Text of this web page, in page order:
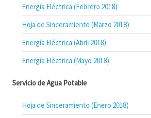
Energía Eléctrica (Febrero 2018)
Hoja de Sinceramiento (Marzo 2018)
Energía Eléctrica (Abril 2018)
Energía Eléctrica (Mayo 2018)
Servicio de Agua Potable
Hoja de Sinceramiento (Enero 2018)